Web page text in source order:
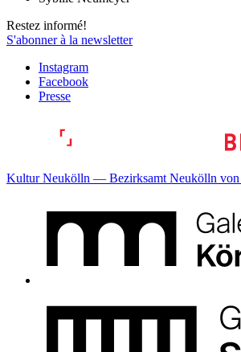
Restez informé!
S'abonner à la newsletter
Instagram
Facebook
Presse
Kultur Neukölln — Bezirksamt Neukölln